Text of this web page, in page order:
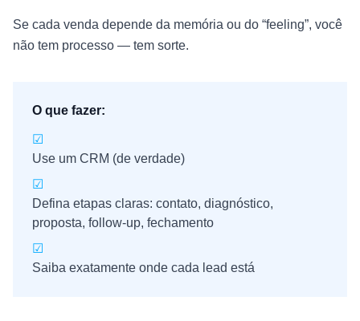
Se cada venda depende da memória ou do “feeling”, você
não tem processo — tem sorte.
O que fazer:
☑
Use um CRM (de verdade)
☑
Defina etapas claras: contato, diagnóstico,
proposta, follow-up, fechamento
☑
Saiba exatamente onde cada lead está